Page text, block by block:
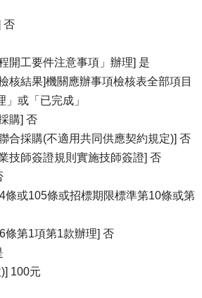
否
開工要件注意事項」辦理] 是
核結果]機關應辦事項檢核表全部項目
或「已完成」
購] 否
合採購(不適用共同供應契約規定)] 否
技師簽證規則實施技師簽證] 否
條或105條或招標期限標準第10條或第
條第1項第1款辦理] 否
100元